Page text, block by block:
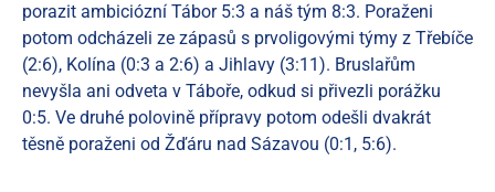
porazit ambiciózní Tábor 5:3 a náš tým 8:3. Poraženi
potom odcházeli ze zápasů s prvoligovými týmy z Třebíče
(2:6), Kolína (0:3 a 2:6) a Jihlavy (3:11). Bruslařům
nevyšla ani odveta v Táboře, odkud si přivezli porážku
0:5. Ve druhé polovině přípravy potom odešli dvakrát
těsně poraženi od Žďáru nad Sázavou (0:1, 5:6).